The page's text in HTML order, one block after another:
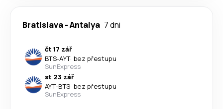
Bratislava-Antalya 7 dni
čt 17 zář
BTS-AYT· bez přestupu
SunExpress
st 23 zář
AYT-BTS· bez přestupu
SunExpress